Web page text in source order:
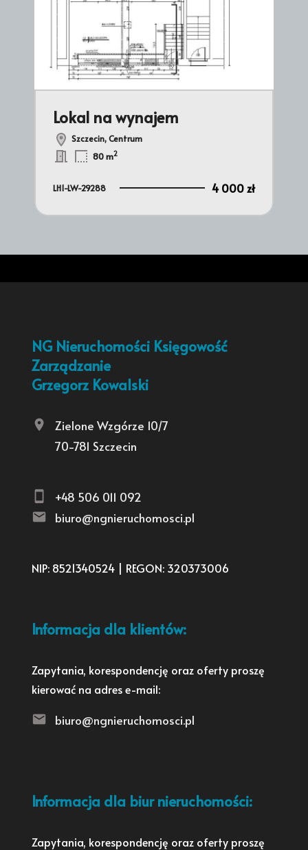
Lokal na wynajem
Szczecin, Centrum
80 m2
LH1-LW-29288 4 000 zł
NG Nieruchomości Księgowość
Zarządzanie
Grzegorz Kowalski
Zielone Wzgórze 10/7
70-781 Szczecin
+48 506 011 092
biuro@ngnieruchomosci.pl
NIP: 8521340524 | REGON: 320373006
Informacja dla klientów:
Zapytania, korespondencję oraz oferty proszę
kierować na adres e-mail:
biuro@ngnieruchomosci.pl
Informacja dla biur nieruchomości:
Zapytania, korespondencję oraz oferty proszę